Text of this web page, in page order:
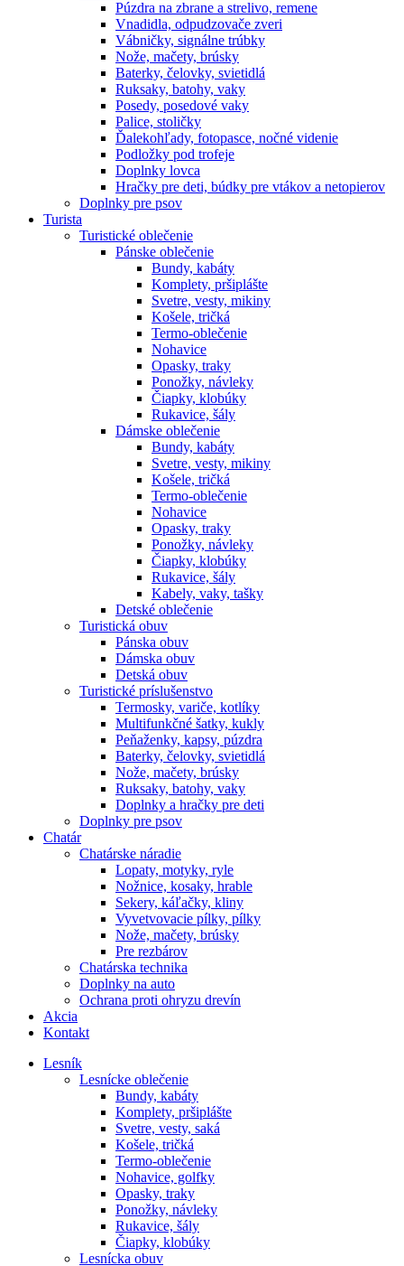
Púzdra na zbrane a strelivo, remene
Vnadidla, odpudzovače zveri
Vábničky, signálne trúbky
Nože, mačety, brúsky
Baterky, čelovky, svietidlá
Ruksaky, batohy, vaky
Posedy, posedové vaky
Palice, stoličky
Ďalekohľady, fotopasce, nočné videnie
Podložky pod trofeje
Doplnky lovca
Hračky pre deti, búdky pre vtákov a netopierov
Doplnky pre psov
Turista
Turistické oblečenie
Pánske oblečenie
Bundy, kabáty
Komplety, pršiplášte
Svetre, vesty, mikiny
Košele, tričká
Termo-oblečenie
Nohavice
Opasky, traky
Ponožky, návleky
Čiapky, klobúky
Rukavice, šály
Dámske oblečenie
Bundy, kabáty
Svetre, vesty, mikiny
Košele, tričká
Termo-oblečenie
Nohavice
Opasky, traky
Ponožky, návleky
Čiapky, klobúky
Rukavice, šály
Kabely, vaky, tašky
Detské oblečenie
Turistická obuv
Pánska obuv
Dámska obuv
Detská obuv
Turistické príslušenstvo
Termosky, variče, kotlíky
Multifunkčné šatky, kukly
Peňaženky, kapsy, púzdra
Baterky, čelovky, svietidlá
Nože, mačety, brúsky
Ruksaky, batohy, vaky
Doplnky a hračky pre deti
Doplnky pre psov
Chatár
Chatárske náradie
Lopaty, motyky, ryle
Nožnice, kosaky, hrable
Sekery, káľačky, kliny
Vyvetvovacie pílky, pílky
Nože, mačety, brúsky
Pre rezbárov
Chatárska technika
Doplnky na auto
Ochrana proti ohryzu drevín
Akcia
Kontakt
Lesník
Lesnícke oblečenie
Bundy, kabáty
Komplety, pršiplášte
Svetre, vesty, saká
Košele, tričká
Termo-oblečenie
Nohavice, golfky
Opasky, traky
Ponožky, návleky
Rukavice, šály
Čiapky, klobúky
Lesnícka obuv